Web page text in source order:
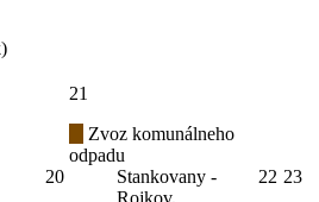
20
21
Zvoz komunálneho
odpadu
Stankovany -
22 23